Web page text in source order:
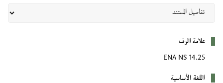
علامة الرف
ENA NS 14.25
اللغة الأساسية